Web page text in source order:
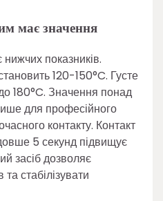
має значення
показників.
120-150°C. Густе
180°C. Значення понад
для професійного
контакту. Контакт
5 секунд підвищує
засіб дозволяє
стабілізувати